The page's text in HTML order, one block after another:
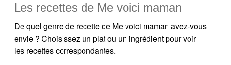
Les recettes de Me voici maman
De quel genre de recette de Me voici maman avez-vous
envie ? Choisissez un plat ou un ingrédient pour voir
les recettes correspondantes.